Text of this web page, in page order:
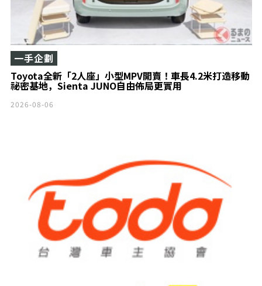
Toyota全新「2人座」小型MPV開賣！車長4.2米打造移動
祕密基地，Sienta JUNO自由佈局更實用
一手企劃
2026-08-06